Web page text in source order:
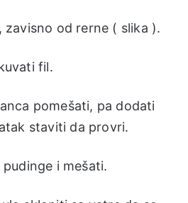
zavisno od rerne ( slika ).
fil.
pomešati, pa dodati
staviti da provri.
i mešati.